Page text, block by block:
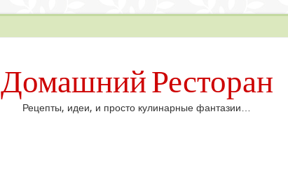
Домашний Ресторан
Рецепты, идеи, и просто кулинарные фантазии…